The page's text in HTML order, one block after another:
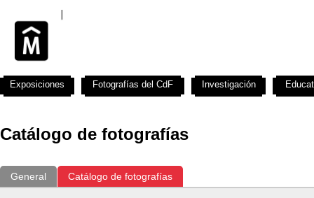
Catálogo de fotografías
General Catálogo de fotografías
Exposiciones Fotografías del CdF Investigación